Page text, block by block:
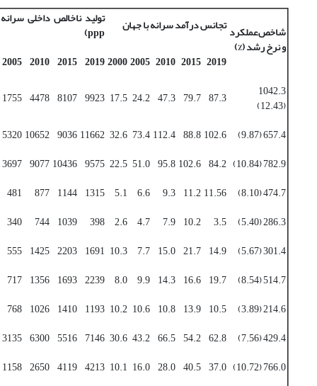
شاخص‌عملکرد
و نرخ رشد (%)
تجانس درآمد سرانه با جهان تولید ناخالص داخلی
ppp
)
2019
2015
2010
2005
2000
2019
2015
2010
2005
1042.3
(12.43)
87.3
79.7
47.3
24.2
17.5
9923
8107
4478
1755
657.4 (9.87)
102.6
88.8
112.4
73.4
32.6
11662
9036
10652
5320
782.9 (10.84)
84.2
102.6
95.8
51.0
22.5
9575
10436
9077
3697
474.7 (8.10)
11.56
11.2
9.3
6.6
5.1
1315
1144
877
481
286.3 (5.40)
3.5
10.2
7.9
4.7
2.6
398
1039
744
340
301.4 (5.67)
14.9
21.7
15.0
7.7
10.3
1691
2203
1425
555
514.7 (8.54)
19.7
16.6
14.3
9.9
8.0
2239
1693
1356
717
214.6 (3.89)
10.5
13.9
10.8
10.6
10.2
1193
1410
1026
768
429.4 (7.56)
62.8
54.2
66.5
43.2
30.6
7146
5516
6300
3135
766.0 (10.72)
37.0
40.5
28.0
16.0
10.1
4213
4119
2650
1158